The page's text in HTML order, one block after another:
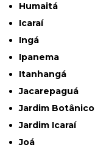
Humaitá
Icaraí
Ingá
Ipanema
Itanhangá
Jacarepaguá
Jardim Botânico
Jardim Icaraí
Joá